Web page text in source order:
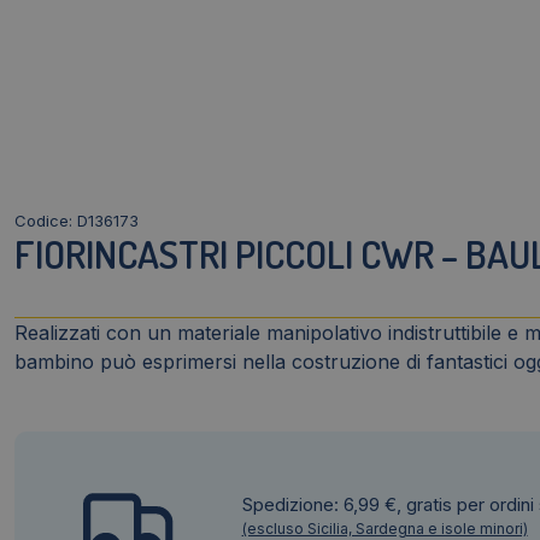
Codice: D136173
FIORINCASTRI PICCOLI CWR –
Realizzati con un materiale manipolativo indistruttibile e
bambino può esprimersi nella costruzione di fantastici
Spedizione: 6,99 €, gratis per
(escluso Sicilia, Sardegna e isole minori)